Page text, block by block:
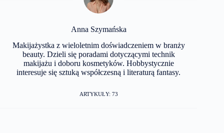
Anna Szymańska
Makijażystka z wieloletnim doświadczeniem w branży
beauty. Dzieli się poradami dotyczącymi technik
makijażu i doboru kosmetyków. Hobbystycznie
interesuje się sztuką współczesną i literaturą fantasy.
ARTYKUŁY: 73